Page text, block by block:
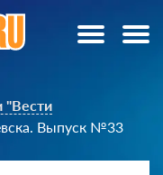
"Вести
Выпуск №33